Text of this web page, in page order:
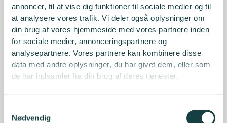
annoncer, til at vise dig funktioner til sociale medier og til
at analysere vores trafik. Vi deler også oplysninger om
din brug af vores hjemmeside med vores partnere inden
for sociale medier, annonceringspartnere og
analysepartnere. Vores partnere kan kombinere disse
data med andre oplysninger, du har givet dem, eller som
de har indsamlet fra din brug af deres tjenester.
Nødvendig